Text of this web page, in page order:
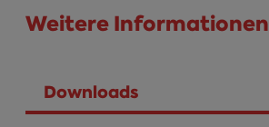
Weitere Informationen
Downloads